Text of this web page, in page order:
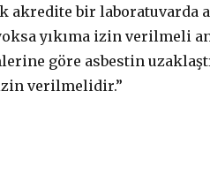
akredite bir laboratuvarda
yıkıma izin verilmeli
göre asbestin
verilmelidir.”